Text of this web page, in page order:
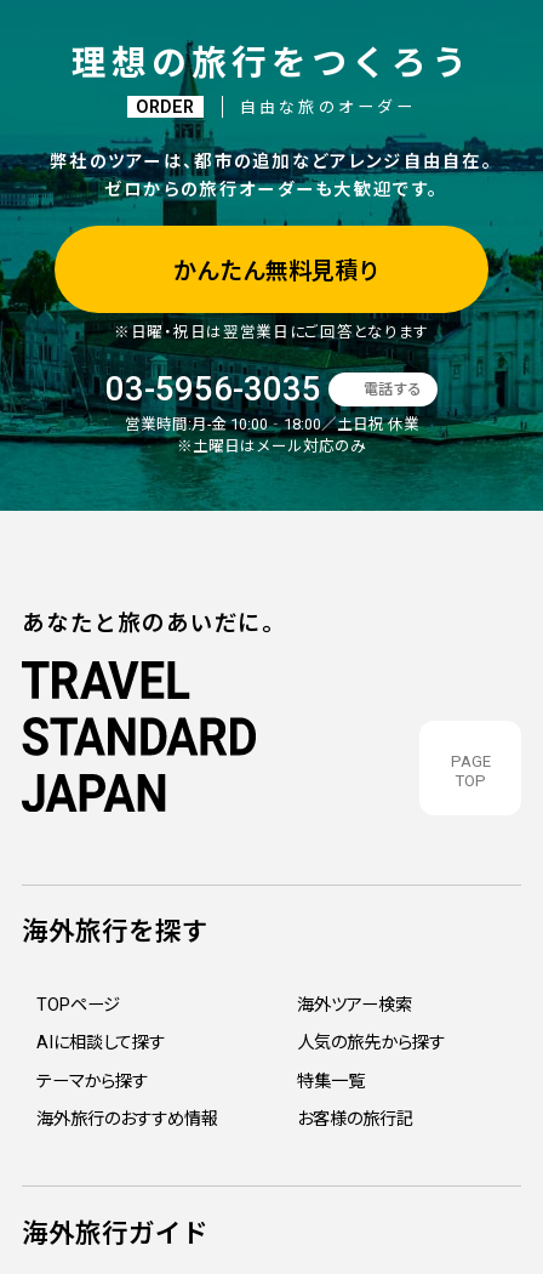
理想の旅行をつくろう
ORDER 自由な旅のオーダー
弊社のツアーは、都市の追加などアレンジ自由自在。
ゼロからの旅行オーダーも大歓迎です。
かんたん無料見積り
※日曜・祝日は翌営業日にご回答となります
03-5956-3035 電話する
営業時間:月-金 10:00‐18:00／土日祝 休業
※土曜日はメール対応のみ
PAGE
TOP
あなたと旅のあいだに。
海外旅行を探す
TOPページ
海外ツアー検索
AIに相談して探す
人気の旅先から探す
テーマから探す
特集一覧
海外旅行のおすすめ情報
お客様の旅行記
海外旅行ガイド